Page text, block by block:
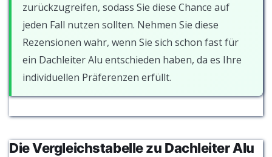
zurückzugreifen, sodass Sie diese Chance auf
jeden Fall nutzen sollten. Nehmen Sie diese
Rezensionen wahr, wenn Sie sich schon fast für
ein Dachleiter Alu entschieden haben, da es Ihre
individuellen Präferenzen erfüllt.
Die Vergleichstabelle zu Dachleiter Alu